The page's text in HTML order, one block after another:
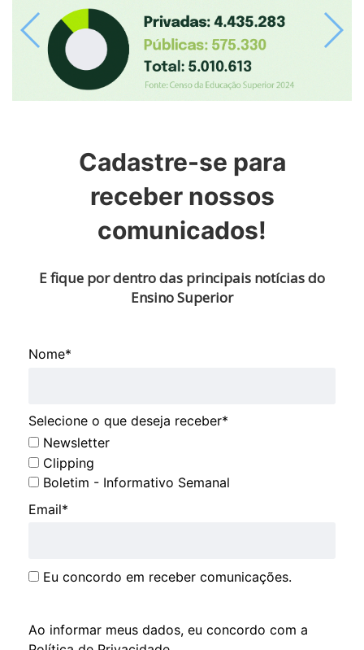
Previous Next
Cadastre-se para
receber nossos
comunicados!
E fique por dentro das principais notícias do
Ensino Superior
Nome*
Selecione o que deseja receber*
Newsletter
Clipping
Boletim - Informativo Semanal
Email*
Eu concordo em receber comunicações.
Ao informar meus dados, eu concordo com a